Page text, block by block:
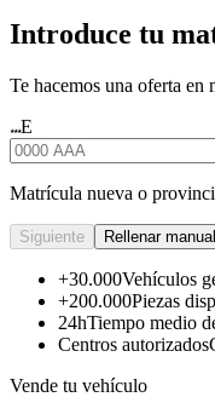
Introduce tu
Te hacemos una oferta en
★★★E
Matrícula nueva o
Siguiente Rellenar
+30.000Vehículos
+200.000Piezas
24hTiempo medio
Centros autorizados
Vende tu vehículo